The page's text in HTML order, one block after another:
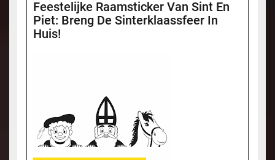
Feestelijke Raamsticker Van Sint En
Piet: Breng De Sinterklaassfeer In
Huis!